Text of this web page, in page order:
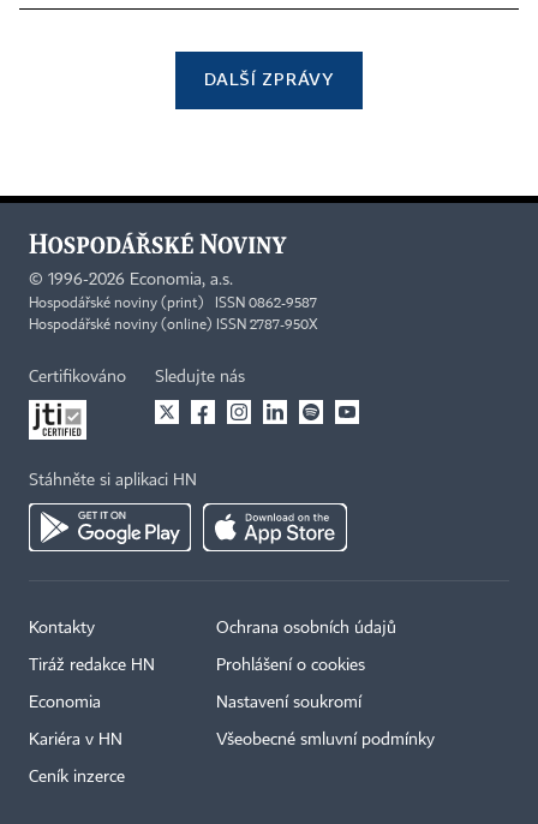
DALŠÍ ZPRÁVY
© 1996-2026 Economia, a.s.
Hospodářské noviny (print) ISSN 0862-9587
Hospodářské noviny (online) ISSN 2787-950X
Certifikováno Sledujte nás
Stáhněte si aplikaci HN
Kontakty
Tiráž redakce HN
Economia
Kariéra v HN
Ceník inzerce
Ochrana osobních údajů
Prohlášení o cookies
Nastavení soukromí
Všeobecné smluvní podmínky